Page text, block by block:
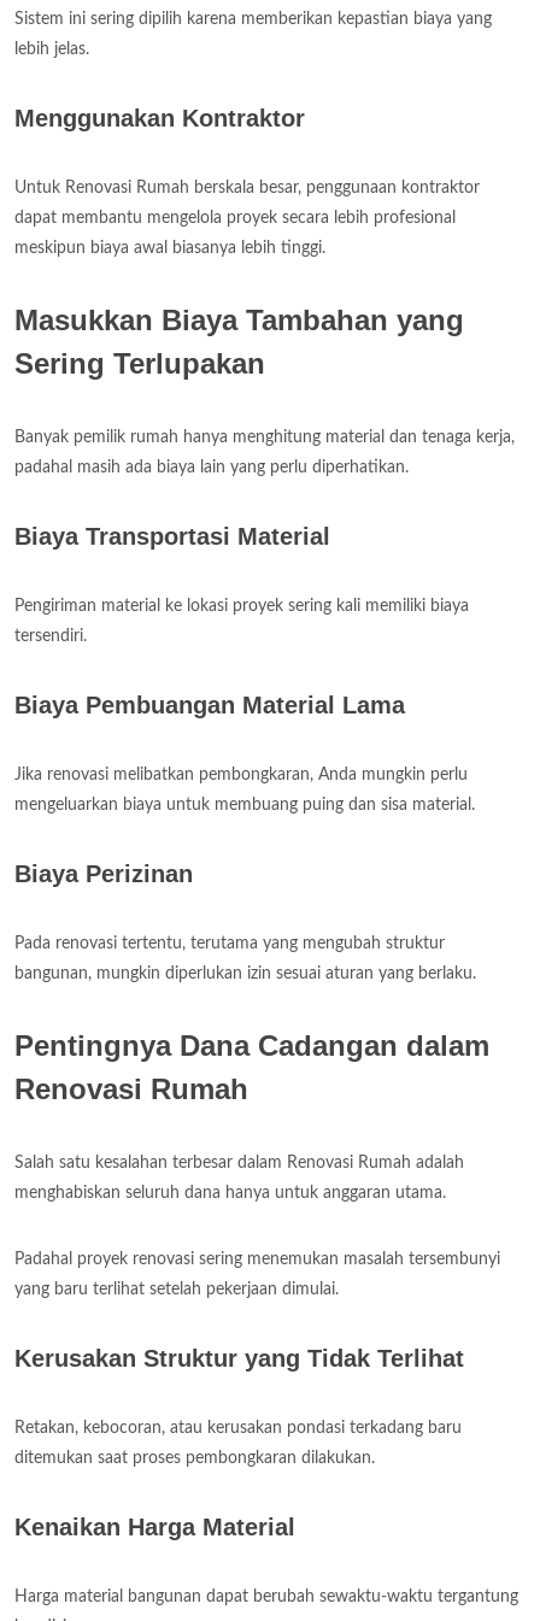
Sistem ini sering dipilih karena memberikan kepastian biaya yang
lebih jelas.
Menggunakan Kontraktor
Untuk Renovasi Rumah berskala besar, penggunaan kontraktor
dapat membantu mengelola proyek secara lebih profesional
meskipun biaya awal biasanya lebih tinggi.
Masukkan Biaya Tambahan yang
Sering Terlupakan
Banyak pemilik rumah hanya menghitung material dan tenaga kerja,
padahal masih ada biaya lain yang perlu diperhatikan.
Biaya Transportasi Material
Pengiriman material ke lokasi proyek sering kali memiliki biaya
tersendiri.
Biaya Pembuangan Material Lama
Jika renovasi melibatkan pembongkaran, Anda mungkin perlu
mengeluarkan biaya untuk membuang puing dan sisa material.
Biaya Perizinan
Pada renovasi tertentu, terutama yang mengubah struktur
bangunan, mungkin diperlukan izin sesuai aturan yang berlaku.
Pentingnya Dana Cadangan dalam
Renovasi Rumah
Salah satu kesalahan terbesar dalam Renovasi Rumah adalah
menghabiskan seluruh dana hanya untuk anggaran utama.
Padahal proyek renovasi sering menemukan masalah tersembunyi
yang baru terlihat setelah pekerjaan dimulai.
Kerusakan Struktur yang Tidak Terlihat
Retakan, kebocoran, atau kerusakan pondasi terkadang baru
ditemukan saat proses pembongkaran dilakukan.
Kenaikan Harga Material
Harga material bangunan dapat berubah sewaktu-waktu tergantung